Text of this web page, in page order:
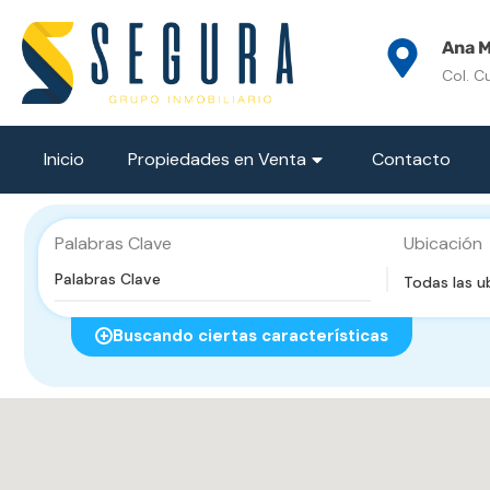
Ana
Col.
Inicio Propiedades en Venta Contacto
Palabras Clave Ubicación
Todas las
Buscando ciertas características